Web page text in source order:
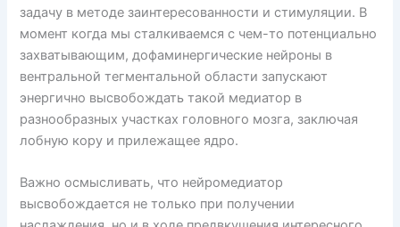
задачу в методе заинтересованности и стимуляции. В
момент когда мы сталкиваемся с чем-то потенциально
захватывающим, дофаминергические нейроны в
вентральной тегментальной области запускают
энергично высвобождать такой медиатор в
разнообразных участках головного мозга, заключая
лобную кору и прилежащее ядро.
Важно осмысливать, что нейромедиатор
высвобождается не только при получении